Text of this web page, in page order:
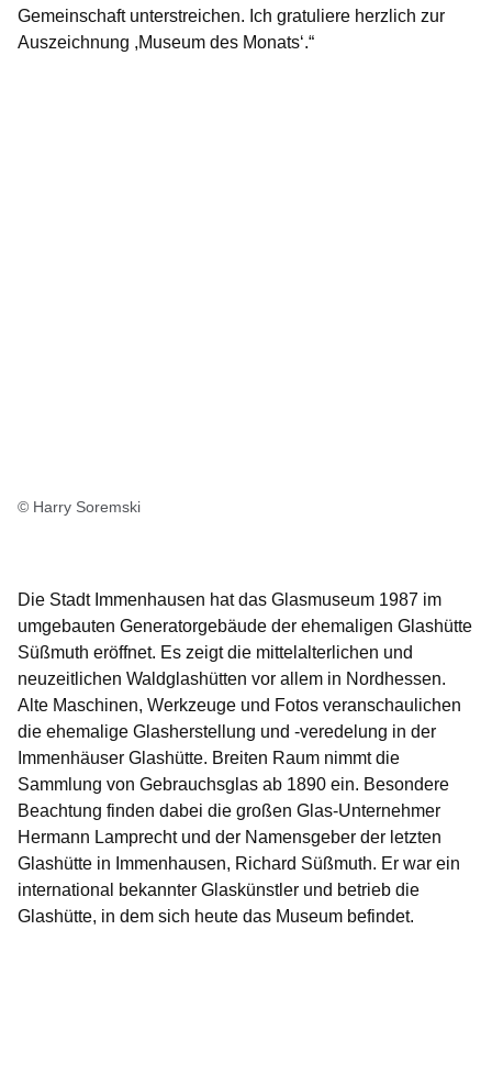
Gemeinschaft unterstreichen. Ich gratuliere herzlich zur
Auszeichnung ,Museum des Monats‘.“
© Harry Soremski
Die Stadt Immenhausen hat das Glasmuseum 1987 im
umgebauten Generatorgebäude der ehemaligen Glashütte
Süßmuth eröffnet. Es zeigt die mittelalterlichen und
neuzeitlichen Waldglashütten vor allem in Nordhessen.
Alte Maschinen, Werkzeuge und Fotos veranschaulichen
die ehemalige Glasherstellung und -veredelung in der
Immenhäuser Glashütte. Breiten Raum nimmt die
Sammlung von Gebrauchsglas ab 1890 ein. Besondere
Beachtung finden dabei die großen Glas-Unternehmer
Hermann Lamprecht und der Namensgeber der letzten
Glashütte in Immenhausen, Richard Süßmuth. Er war ein
international bekannter Glaskünstler und betrieb die
Glashütte, in dem sich heute das Museum befindet.